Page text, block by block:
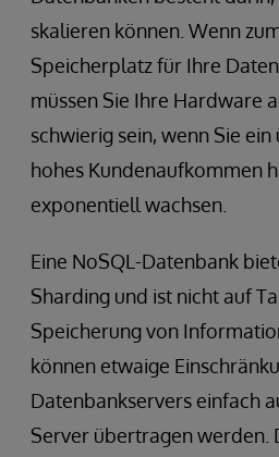
skalieren können. Wenn
Speicherplatz für Ihre
müssen Sie Ihre Hardware
schwierig sein, wenn Sie
hohes Kundenaufkommen
exponentiell wachsen.
Eine NoSQL-Datenbank
Sharding und ist nicht auf
Speicherung von
können etwaige
Datenbankservers einfach
Server übertragen werden.